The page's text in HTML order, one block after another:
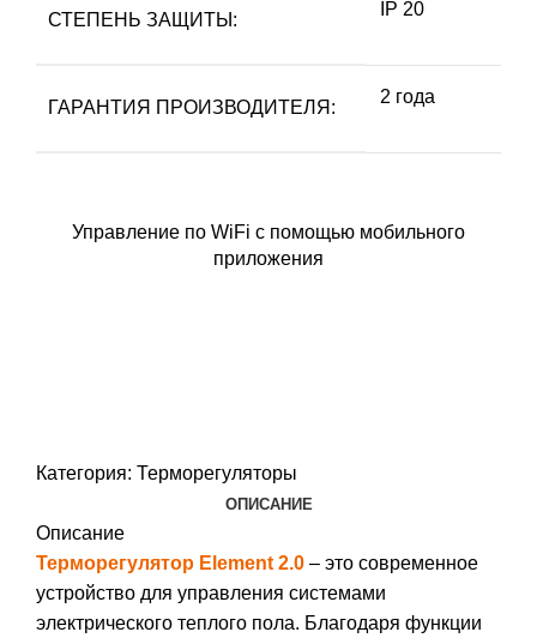
СТЕПЕНЬ ЗАЩИТЫ:
IP 20
ГАРАНТИЯ ПРОИЗВОДИТЕЛЯ:
2 года
Управление по WiFi с помощью мобильного
приложения
Категория: Терморегуляторы
ОПИСАНИЕ
Описание
Терморегулятор Element 2.0 – это современное
устройство для управления системами
электрического теплого пола. Благодаря функции